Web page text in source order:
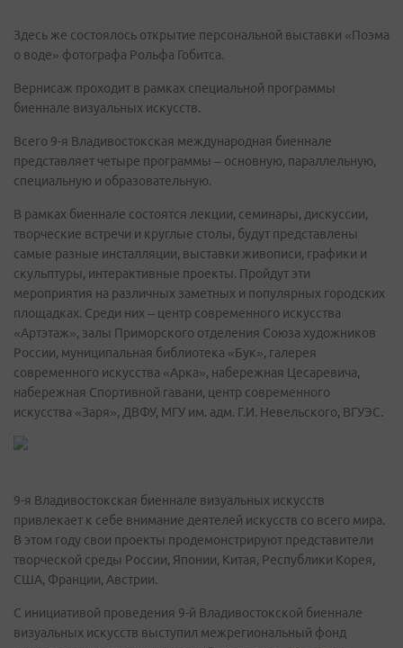
Здесь же состоялось открытие персональной выставки «Поэма
о воде» фотографа Рольфа Гобитса.
Вернисаж проходит в рамках специальной программы
биеннале визуальных искусств.
Всего 9-я Владивостокская международная биеннале
представляет четыре программы – основную, параллельную,
специальную и образовательную.
В рамках биеннале состоятся лекции, семинары, дискуссии,
творческие встречи и круглые столы, будут представлены
самые разные инсталляции, выставки живописи, графики и
скульптуры, интерактивные проекты. Пройдут эти
мероприятия на различных заметных и популярных городских
площадках. Среди них – центр современного искусства
«Артэтаж», залы Приморского отделения Союза художников
России, муниципальная библиотека «Бук», галерея
современного искусства «Арка», набережная Цесаревича,
набережная Спортивной гавани, центр современного
искусства «Заря», ДВФУ, МГУ им. адм. Г.И. Невельского, ВГУЭС.
9-я Владивостокская биеннале визуальных искусств
привлекает к себе внимание деятелей искусств со всего мира.
В этом году свои проекты продемонстрируют представители
творческой среды России, Японии, Китая, Республики Корея,
США, Франции, Австрии.
С инициативой проведения 9-й Владивостокской биеннале
визуальных искусств выступил межрегиональный фонд